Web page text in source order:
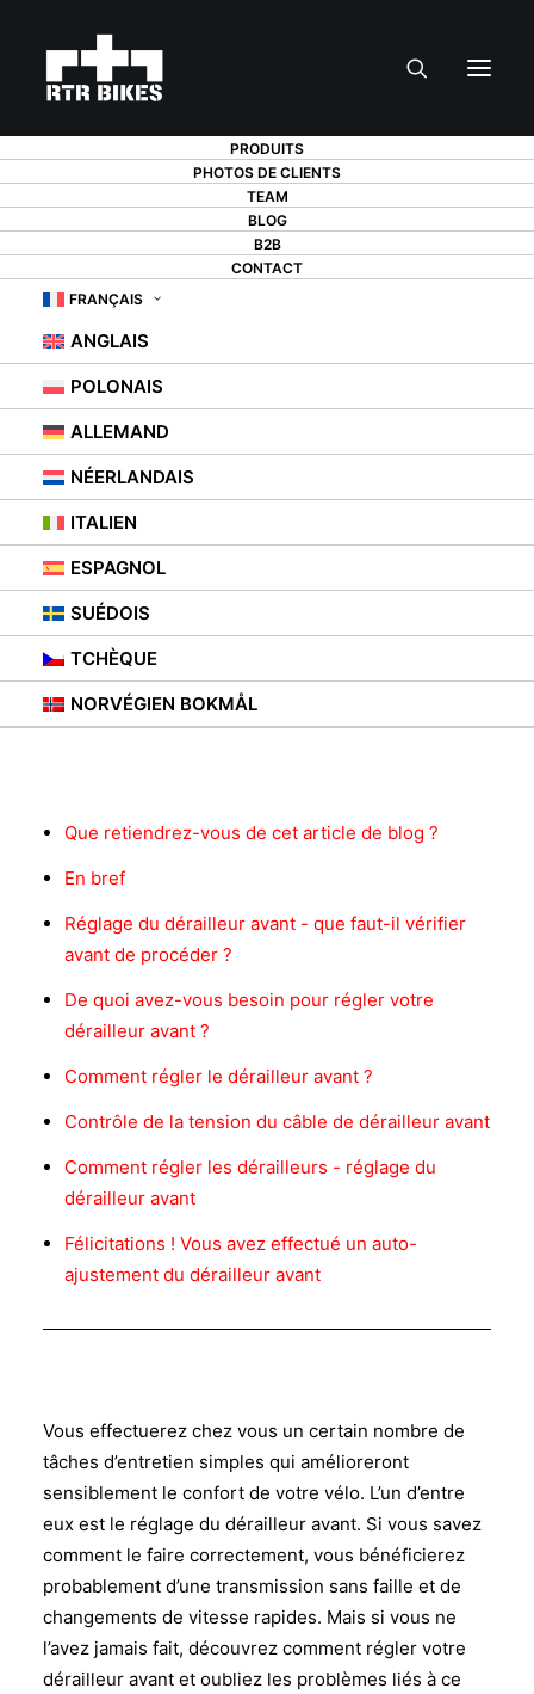
PRODUITS
PHOTOS DE CLIENTS
TEAM
BLOG
B2B
CONTACT
FRANÇAIS
ANGLAIS
POLONAIS
ALLEMAND
NÉERLANDAIS
ITALIEN
ESPAGNOL
SUÉDOIS
TCHÈQUE
NORVÉGIEN BOKMÅL
COMMENT RÉGLER
LE DÉRAILLEUR
AVANT ?
9 AOÛT 2021
Contenu
Que retiendrez-vous de cet article de blog ?
En bref
Réglage du dérailleur avant - que faut-il vérifier
avant de procéder ?
De quoi avez-vous besoin pour régler votre
dérailleur avant ?
Comment régler le dérailleur avant ?
Contrôle de la tension du câble de dérailleur avant
Comment régler les dérailleurs - réglage du
dérailleur avant
Félicitations ! Vous avez effectué un auto-
ajustement du dérailleur avant
Vous effectuerez chez vous un certain nombre de
tâches d’entretien simples qui amélioreront
sensiblement le confort de votre vélo. L’un d’entre
eux est le réglage du dérailleur avant. Si vous savez
comment le faire correctement, vous bénéficierez
probablement d’une transmission sans faille et de
changements de vitesse rapides. Mais si vous ne
l’avez jamais fait, découvrez comment régler votre
dérailleur avant et oubliez les problèmes liés à ce